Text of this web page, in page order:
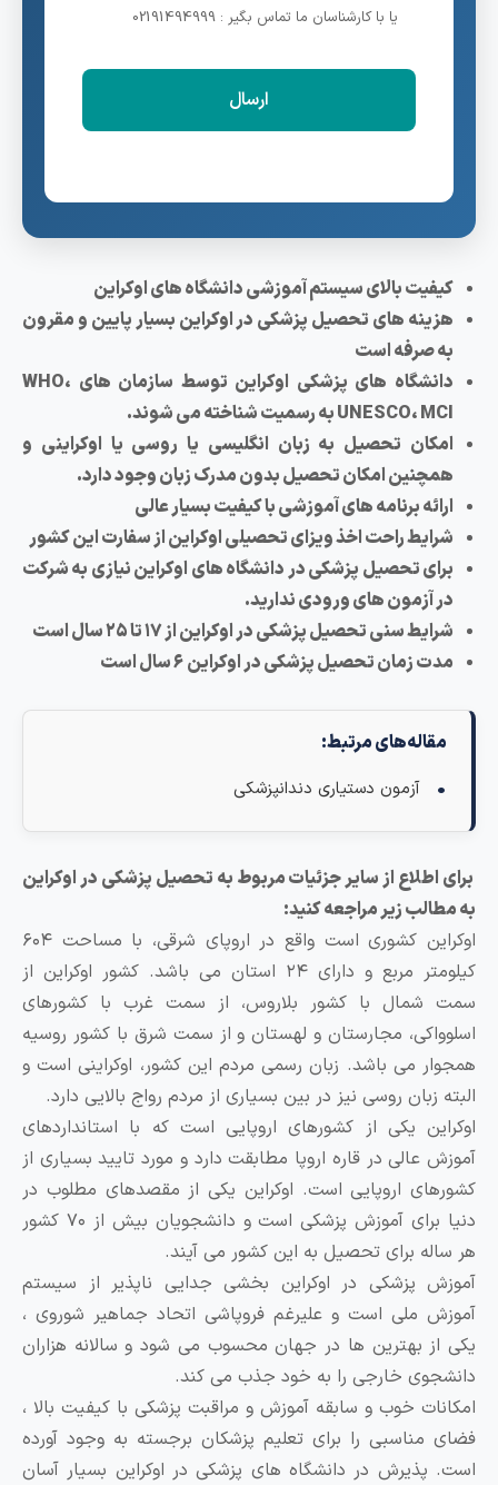
یا با کارشناسان ما تماس بگیر : 02191494999
کیفیت بالای سیستم آموزشی دانشگاه های اوکراین
هزینه های تحصیل پزشکی در اوکراین بسیار پایین و مقرون
به صرفه است
دانشگاه های پزشکی اوکراین توسط سازمان های WHO،
UNESCO، MCI به رسمیت شناخته می شوند.
امکان تحصیل به زبان انگلیسی یا روسی یا اوکراینی و
همچنین امکان تحصیل بدون مدرک زبان وجود دارد.
ارائه برنامه های آموزشی با کیفیت بسیار عالی
شرایط راحت اخذ ویزای تحصیلی اوکراین از سفارت این کشور
برای تحصیل پزشکی در دانشگاه های اوکراین نیازی به شرکت
در آزمون های ورودی ندارید.
شرایط سنی تحصیل پزشکی در اوکراین از ۱۷ تا ۲۵ سال است
مدت زمان تحصیل پزشکی در اوکراین ۶ سال است
مقاله‌های مرتبط:
آزمون دستیاری دندانپزشکی
اطلاع از سایر جزئیات مربوط به تحصیل پزشکی در اوکراین
مطالب زیر مراجعه کنید:
اوکراین کشوری است واقع در اروپای شرقی، با مساحت ۶۰۴
کیلومتر مربع و دارای ۲۴ استان می باشد. کشور اوکراین از
شمال با کشور بلاروس، از سمت غرب با کشورهای
مجارستان و لهستان و از سمت شرق با کشور روسیه
می باشد. زبان رسمی مردم این کشور، اوکراینی است و
زبان روسی نیز در بین بسیاری از مردم رواج بالایی دارد.
یکی از کشورهای اروپایی است که با استانداردهای
عالی در قاره اروپا مطابقت دارد و مورد تایید بسیاری از
اروپایی است. اوکراین یکی از مقصدهای مطلوب در
دنیا برای آموزش پزشکی است و دانشجویان بیش از ۷۰ کشور
ساله برای تحصیل به این کشور می آیند.
پزشکی در اوکراین بخشی جدایی ناپذیر از سیستم
ملی است و علیرغم فروپاشی اتحاد جماهیر شوروی ،
از بهترین ها در جهان محسوب می شود و سالانه هزاران
خارجی را به خود جذب می کند.
خوب و سابقه آموزش و مراقبت پزشکی با کیفیت بالا ،
مناسبی را برای تعلیم پزشکان برجسته به وجود آورده
پذیرش در دانشگاه های پزشکی در اوکراین بسیار آسان